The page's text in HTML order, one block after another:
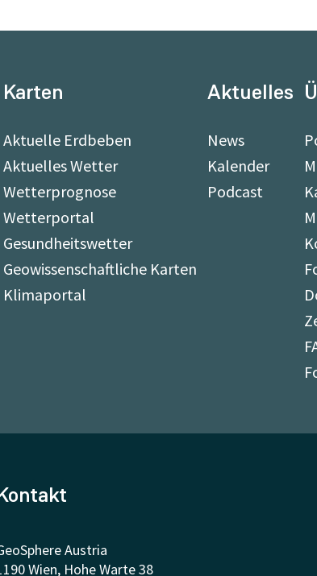
Karten
Aktuelle Erdbeben
Aktuelles Wetter
Wetterprognose
Wetterportal
Gesundheitswetter
Geowissenschaftliche Karten
Klimaportal
Aktuelles
News
Kalender
Podcast
Austria
Wien, Hohe Warte 38